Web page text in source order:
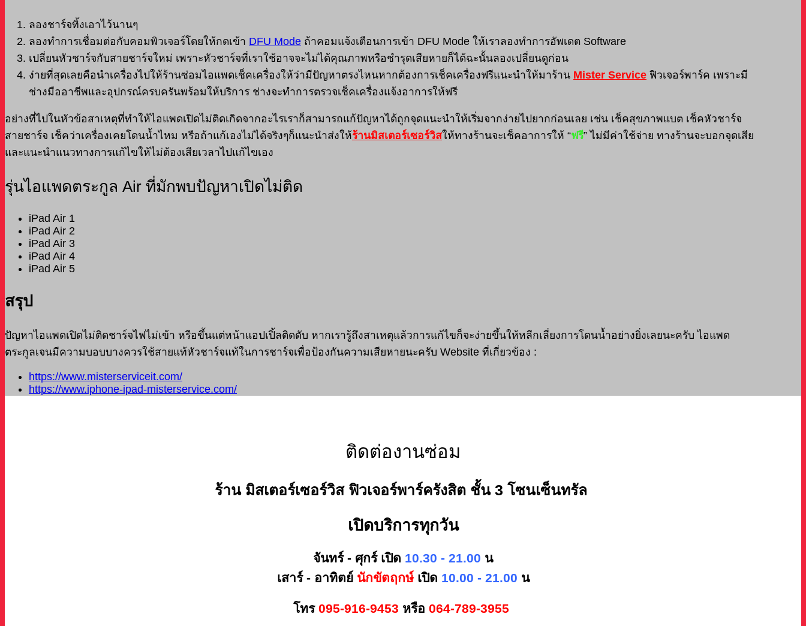
ลองชาร์จทิ้งเอาไว้นานๆ
ลองทำการเชื่อมต่อกับคอมพิวเจอร์โดยให้กดเข้า DFU Mode ถ้าคอมแจ้งเตือนการเข้า DFU Mode ให้เราลองทำการอัพเดต Software
เปลี่ยนหัวชาร์จกับสายชาร์จใหม่ เพราะหัวชาร์จที่เราใช้อาจจะไม่ได้คุณภาพหรือชำรุดเสียหายก็ได้ฉะนั้นลองเปลี่ยนดูก่อน
ง่ายที่สุดเลยคือนำเครื่องไปให้ร้านซ่อมไอแพดเช็คเครื่องให้ว่ามีปัญหาตรงไหนหากต้องการเช็คเครื่องฟรีแนะนำให้มาร้าน Mister Service ฟิวเจอร์พาร์ค เพราะมี
ช่างมืออาชีพและอุปกรณ์ครบครันพร้อมให้บริการ ช่างจะทำการตรวจเช็คเครื่องแจ้งอาการให้ฟรี
อย่างที่ไปในหัวข้อสาเหตุที่ทำให้ไอแพดเปิดไม่ติดเกิดจากอะไรเราก็สามารถแก้ปัญหาได้ถูกจุดแนะนำให้เริ่มจากง่ายไปยากก่อนเลย เช่น เช็คสุขภาพแบต เช็คหัวชาร์จ
สายชาร์จ เช็คว่าเครื่องเคยโดนน้ำไหม หรือถ้าแก้เองไม่ได้จริงๆก็แนะนำส่งให้ร้านมิสเตอร์เซอร์วิสให้ทางร้านจะเช็คอาการให้ “ฟรี” ไม่มีค่าใช้จ่าย ทางร้านจะบอกจุดเสีย
และแนะนำแนวทางการแก้ไขให้ไม่ต้องเสียเวลาไปแก้ไขเอง
รุ่นไอแพดตระกูล Air ที่มักพบปัญหาเปิดไม่ติด
iPad Air 1
iPad Air 2
iPad Air 3
iPad Air 4
iPad Air 5
สรุป
ปัญหาไอแพดเปิดไม่ติดชาร์จไฟไม่เข้า หรือขึ้นแต่หน้าแอปเปิ้ลติดดับ หากเรารู้ถึงสาเหตุแล้วการแก้ไขก็จะง่ายขึ้นให้หลีกเลี่ยงการโดนน้ำอย่างยิ่งเลยนะครับ ไอแพด
ตระกูลเจนมีความบอบบางควรใช้สายแท้หัวชาร์จแท้ในการชาร์จเพื่อป้องกันความเสียหายนะครับ Website ที่เกี่ยวข้อง :
https://www.misterserviceit.com/
https://www.iphone-ipad-misterservice.com/
ติดต่องานซ่อม
ร้าน มิสเตอร์เซอร์วิส ฟิวเจอร์พาร์ครังสิต ชั้น 3 โซนเซ็นทรัล
เปิดบริการทุกวัน
จันทร์ - ศุกร์ เปิด 10.30 - 21.00 น
เสาร์ - อาทิตย์ นักขัตฤกษ์เปิด 10.00 - 21.00 น
โทร 095-916-9453 หรือ 064-789-3955